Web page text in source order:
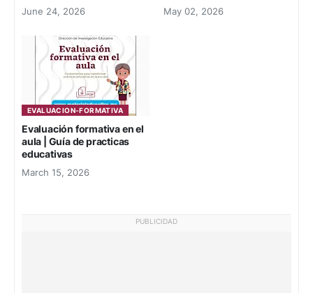
June 24, 2026 May 02, 2026
EVALUACION-FORMATIVA
Evaluación formativa en el
aula | Guía de practicas
educativas
March 15, 2026
PUBLICIDAD